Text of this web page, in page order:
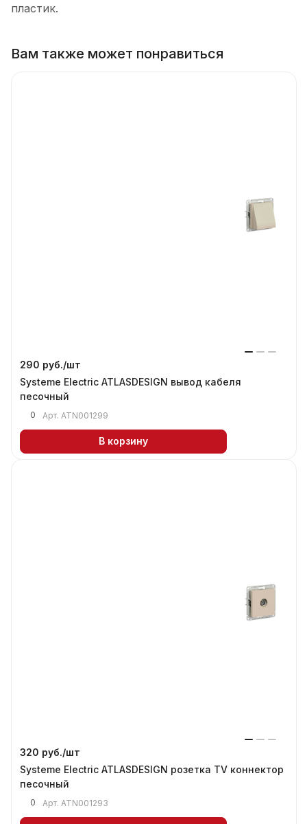
пластик.
Вам также может понравиться
290 руб./шт
Systeme Electric ATLASDESIGN вывод кабеля
песочный
0 Арт. ATN001299
В корзину
320 руб./шт
Systeme Electric ATLASDESIGN розетка TV коннектор
песочный
0 Арт. ATN001293